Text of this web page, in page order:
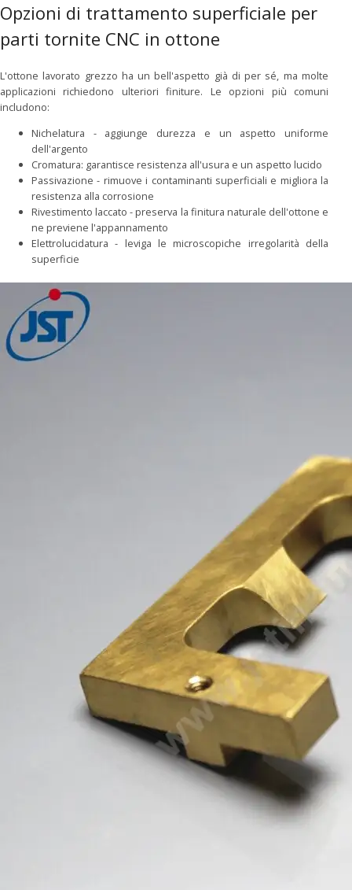
Opzioni di trattamento superficiale per
parti tornite CNC in ottone
L'ottone lavorato grezzo ha un bell'aspetto già di per sé, ma molte
applicazioni richiedono ulteriori finiture. Le opzioni più comuni
includono:
Nichelatura - aggiunge durezza e un aspetto uniforme
dell'argento
Cromatura: garantisce resistenza all'usura e un aspetto lucido
Passivazione - rimuove i contaminanti superficiali e migliora la
resistenza alla corrosione
Rivestimento laccato - preserva la finitura naturale dell'ottone e
ne previene l'appannamento
Elettrolucidatura - leviga le microscopiche irregolarità della
superficie